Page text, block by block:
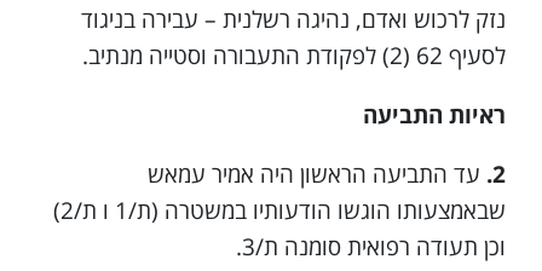
נזק לרכוש ואדם, נהיגה רשלנית – עבירה בניגוד
לסעיף 62 (2) לפקודת התעבורה וסטייה מנתיב.
ראיות התביעה
2. עד התביעה הראשון היה אמיר עמאש
שבאמצעותו הוגשו הודעותיו במשטרה (ת/1 ו ת/2)
וכן תעודה רפואית סומנה ת/3.